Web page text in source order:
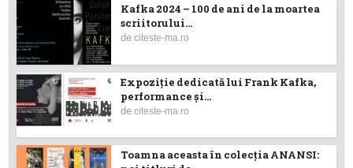
Kafka 2024 – 100 de ani de la moartea
scriitorului...
deciteste-ma.ro
Expoziție dedicată lui Frank Kafka,
performance și...
deciteste-ma.ro
Toamna aceasta în colecția ANANSI: